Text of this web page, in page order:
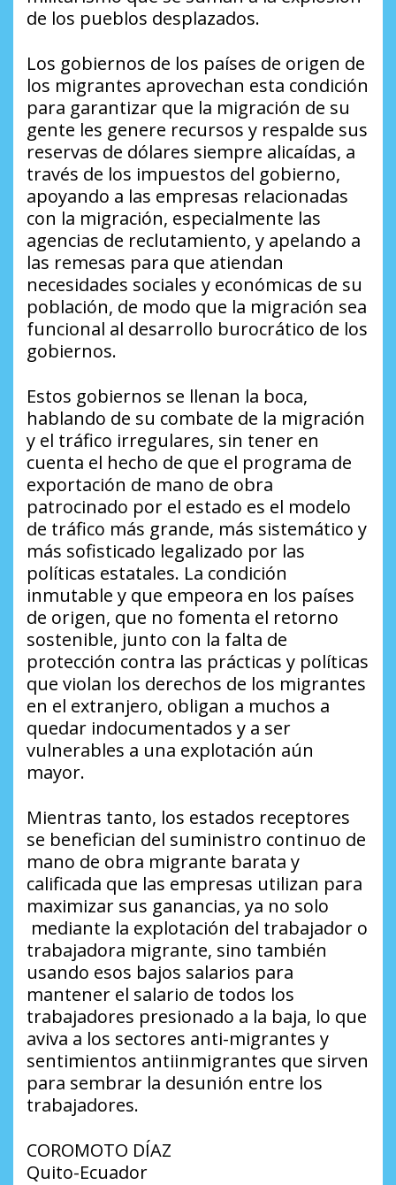
de los pueblos desplazados.
Los gobiernos de los países de origen de
los migrantes aprovechan esta condición
para garantizar que la migración de su
gente les genere recursos y respalde sus
reservas de dólares siempre alicaídas, a
través de los impuestos del gobierno,
apoyando a las empresas relacionadas
con la migración, especialmente las
agencias de reclutamiento, y apelando a
las remesas para que atiendan
necesidades sociales y económicas de su
población, de modo que la migración sea
funcional al desarrollo burocrático de los
gobiernos.
Estos gobiernos se llenan la boca,
hablando de su combate de la migración
y el tráfico irregulares, sin tener en
cuenta el hecho de que el programa de
exportación de mano de obra
patrocinado por el estado es el modelo
de tráfico más grande, más sistemático y
más sofisticado legalizado por las
políticas estatales. La condición
inmutable y que empeora en los países
de origen, que no fomenta el retorno
sostenible, junto con la falta de
protección contra las prácticas y políticas
que violan los derechos de los migrantes
en el extranjero, obligan a muchos a
quedar indocumentados y a ser
vulnerables a una explotación aún
mayor.
Mientras tanto, los estados receptores
se benefician del suministro continuo de
mano de obra migrante barata y
calificada que las empresas utilizan para
maximizar sus ganancias, ya no solo
mediante la explotación del trabajador o
trabajadora migrante, sino también
usando esos bajos salarios para
mantener el salario de todos los
trabajadores presionado a la baja, lo que
aviva a los sectores anti-migrantes y
sentimientos antiinmigrantes que sirven
para sembrar la desunión entre los
trabajadores.
COROMOTO DÍAZ
Quito-Ecuador